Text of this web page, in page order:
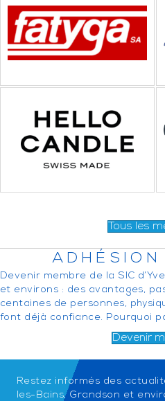
Tous les
Devenir membre de la SIC
et environs : des avantages,
centaines de personnes,
font déjà confiance. Pourquoi
Devenir
Restez informés des
les-Bains, Grandson et